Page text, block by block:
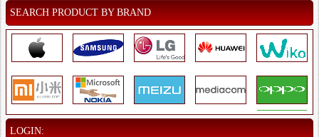
SEARCH PRODUCT BY BRAND
LOGIN: